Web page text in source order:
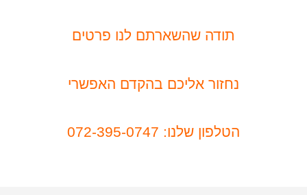
תודה שהשארתם לנו פרטים
נחזור אליכם בהקדם האפשרי
הטלפון שלנו: 072-395-0747